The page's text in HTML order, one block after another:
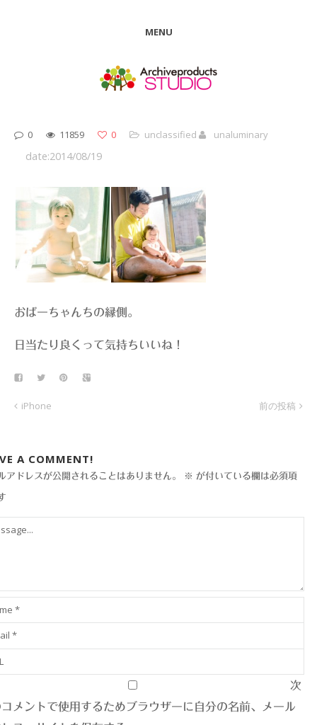
MENU
0 11859 0 unclassified unaluminary
date:2014/08/19
おばーちゃんちの縁側。
日当たり良くって気持ちいいね！
iPhone 前の投稿
A COMMENT!
アドレスが公開されることはありません。 ※ が付いている欄は必須項
次
メントで使用するためブラウザーに自分の名前、メール